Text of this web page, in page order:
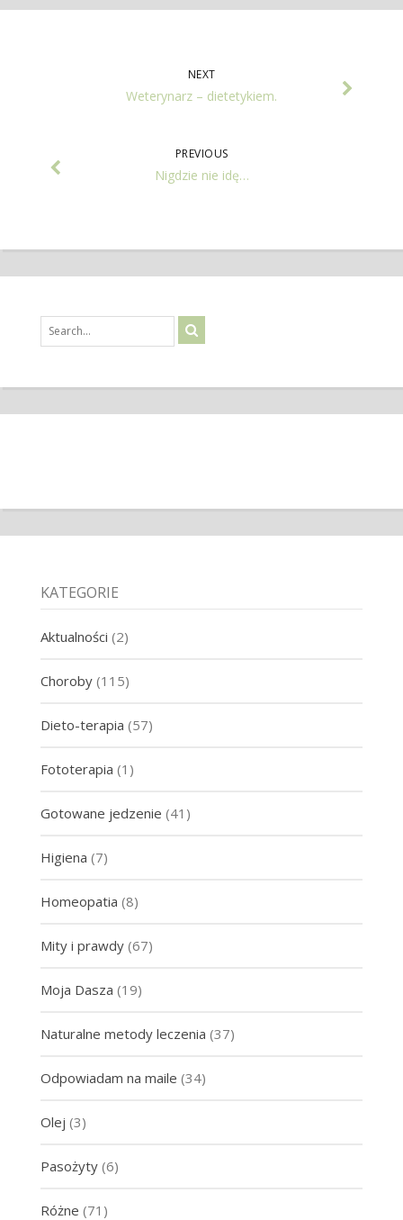
NEXT
Weterynarz – dietetykiem.
PREVIOUS
Nigdzie nie idę…
KATEGORIE
Aktualności (2)
Choroby(115)
Dieto-terapia (57)
Fototerapia (1)
Gotowane jedzenie (41)
Higiena (7)
Homeopatia (8)
Mity i prawdy(67)
Moja Dasza (19)
Naturalne metody leczenia (37)
Odpowiadam na maile (34)
Olej (3)
Pasożyty(6)
Różne (71)